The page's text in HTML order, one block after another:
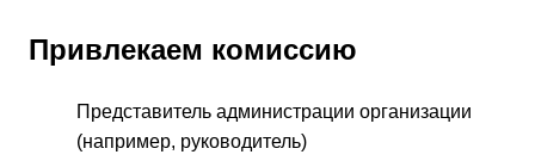
Привлекаем комиссию
Представитель администрации организации
(например, руководитель)